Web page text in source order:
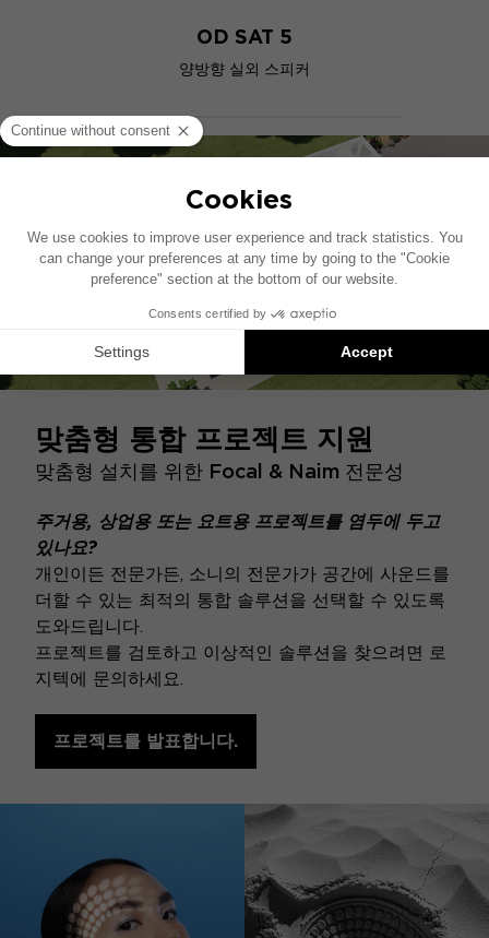
OD SAT 5
양방향 실외 스피커
맞춤형 통합 프로젝트 지원
맞춤형 설치를 위한 Focal & Naim 전문성
주거용, 상업용 또는 요트용 프로젝트를 염두에 두고
있나요?
개인이든 전문가든, 소니의 전문가가 공간에 사운드를
더할 수 있는 최적의 통합 솔루션을 선택할 수 있도록
도와드립니다.
프로젝트를 검토하고 이상적인 솔루션을 찾으려면 로
지텍에 문의하세요.
프로젝트를 발표합니다.